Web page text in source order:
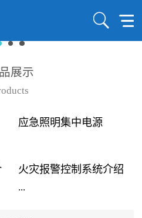
展示
应急照明集中电源
火灾报警控制系统介绍
...